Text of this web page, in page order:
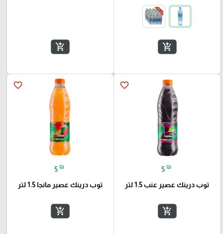
add_shopping_cart
add_shopping_cart
favorite_border
5 ₪
توب درينك عصير عنب 1.5 لتر
add_shopping_cart
favorite_border
5 ₪
توب درينك عصير مانجا 1.5 لتر
add_shopping_cart